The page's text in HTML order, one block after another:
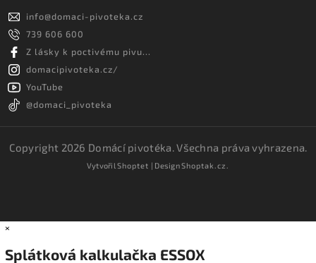
info@domaci-pivoteka.cz
739 606 600
Z lásky k poctivému pivu...
domacipivoteka.cz/
YouTube
@domaci_pivoteka
Copyright 2026 Domácí pivotéka. Všechna práva vyhrazena.
VytvořilShoptet | DesignShoptak.cz.
×
Splátková kalkulačka ESSOX